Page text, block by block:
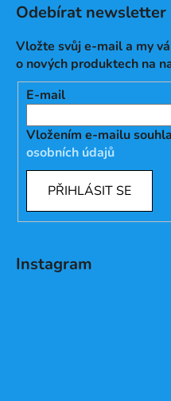
Odebírat newsletter
Vložte svůj e-mail a my
o nových produktech na
E-mail
Vložením e-mailu
osobních údajů
PŘIHLÁSIT SE
Instagram